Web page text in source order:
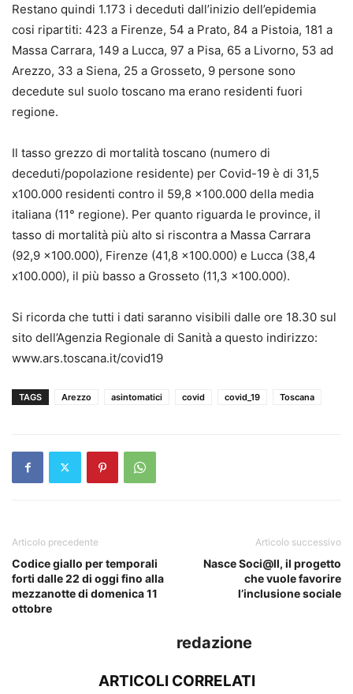
Restano quindi 1.173 i deceduti dall’inizio dell’epidemia
cosi ripartiti: 423 a Firenze, 54 a Prato, 84 a Pistoia, 181 a
Massa Carrara, 149 a Lucca, 97 a Pisa, 65 a Livorno, 53 ad
Arezzo, 33 a Siena, 25 a Grosseto, 9 persone sono
decedute sul suolo toscano ma erano residenti fuori
regione.
Il tasso grezzo di mortalità toscano (numero di
deceduti/popolazione residente) per Covid-19 è di 31,5
x100.000 residenti contro il 59,8 x100.000 della media
italiana (11° regione). Per quanto riguarda le province, il
tasso di mortalità più alto si riscontra a Massa Carrara
(92,9 x100.000), Firenze (41,8 x100.000) e Lucca (38,4
x100.000), il più basso a Grosseto (11,3 x100.000).
Si ricorda che tutti i dati saranno visibili dalle ore 18.30 sul
sito dell’Agenzia Regionale di Sanità a questo indirizzo:
www.ars.toscana.it/covid19
TAGS Arezzo asintomatici covid covid_19 Toscana
Articolo precedente
Codice giallo per temporali
forti dalle 22 di oggi fino alla
mezzanotte di domenica 11
ottobre
Articolo successivo
Nasce Soci@ll, il progetto
che vuole favorire
l’inclusione sociale
redazione
ARTICOLI CORRELATI